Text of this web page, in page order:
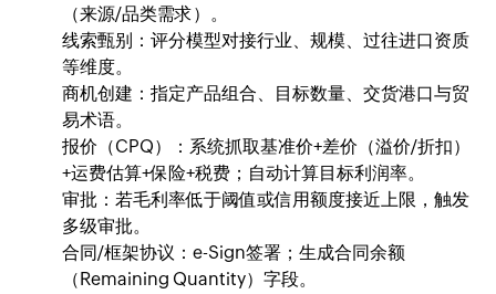
（来源/品类需求）。
线索甄别：评分模型对接行业、规模、过往进口资质
等维度。
商机创建：指定产品组合、目标数量、交货港口与贸
易术语。
报价（CPQ）：系统抓取基准价+差价（溢价/折扣）
+运费估算+保险+税费；自动计算目标利润率。
审批：若毛利率低于阈值或信用额度接近上限，触发
多级审批。
合同/框架协议：e-Sign签署；生成合同余额
（Remaining Quantity）字段。